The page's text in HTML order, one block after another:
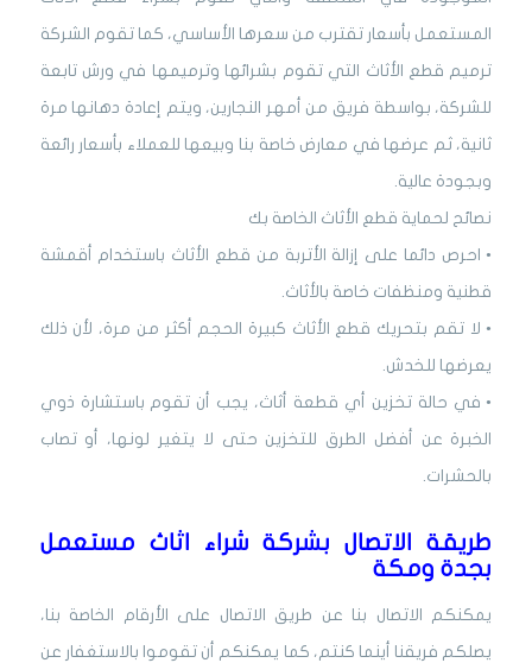
المستعمل بأسعار تقترب من سعرها الأساسي، كما تقوم الشركة
ترميم قطع الأثاث التي تقوم بشرائها وترميمها في ورش تابعة
للشركة، بواسطة فريق من أمهر النجارين، ويتم إعادة دهانها مرة
ثانية، ثم عرضها في معارض خاصة بنا وبيعها للعملاء بأسعار رائعة
وبجودة عالية.
نصائح لحماية قطع الأثاث الخاصة بك
• احرص دائما على إزالة الأتربة من قطع الأثاث باستخدام أقمشة
قطنية ومنظفات خاصة بالأثاث.
• لا تقم بتحريك قطع الأثاث كبيرة الحجم أكثر من مرة، لأن ذلك
يعرضها للخدش.
• في حالة تخزين أي قطعة أثاث، يجب أن تقوم باستشارة ذوي
الخبرة عن أفضل الطرق للتخزين حتى لا يتغير لونها، أو تصاب
بالحشرات.
طريقة الاتصال بشركة شراء اثاث مستعمل
بجدة ومكة
يمكنكم الاتصال بنا عن طريق الاتصال على الأرقام الخاصة بنا،
يصلكم فريقنا أينما كنتم، كما يمكنكم أن تقوموا بالاستغفار عن